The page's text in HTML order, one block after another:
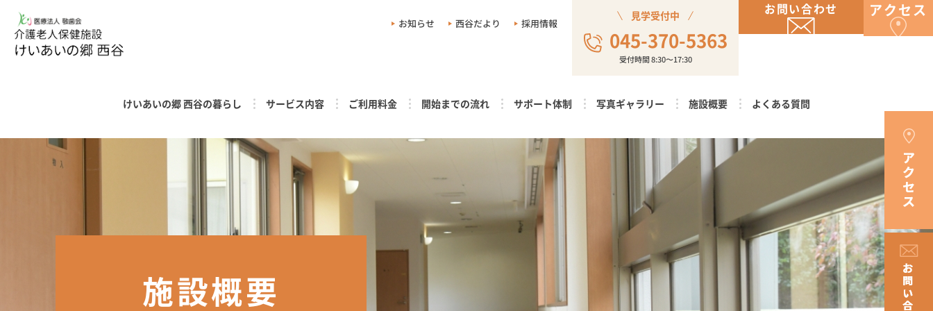
お知らせ 西谷だより 採用情報
見学受付中
045-370-5363
受付時間 8:30〜17:30
お問い合わせ アクセス
けいあいの郷 西谷の暮らし サービス内容 ご利用料金 開始までの流れ サポート体制 写真ギャラリー 施設概要 よくある質問
施設概要